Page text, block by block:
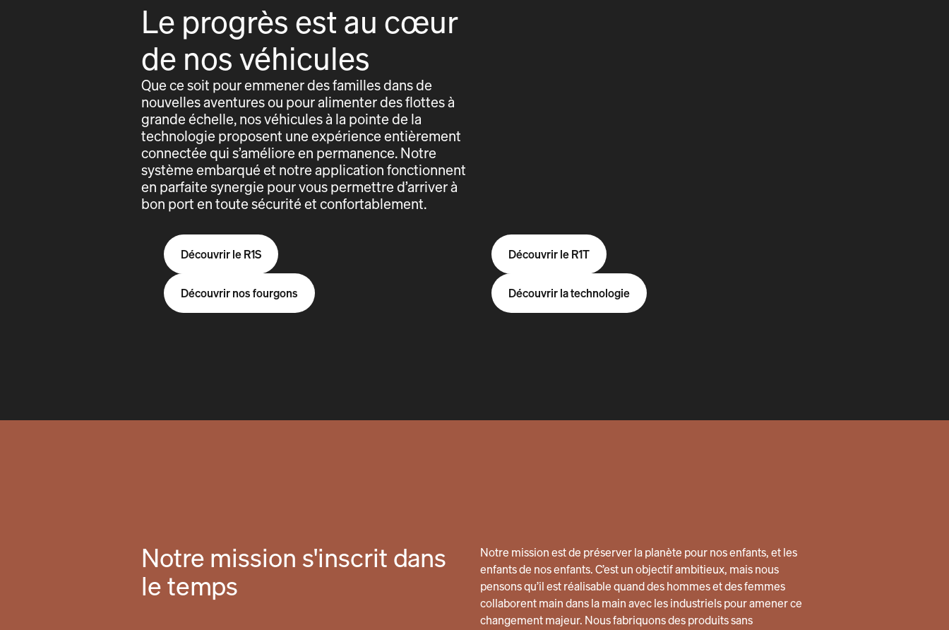
Le progrès est au cœur
de nos véhicules
Que ce soit pour emmener des familles dans de
nouvelles aventures ou pour alimenter des flottes à
grande échelle, nos véhicules à la pointe de la
technologie proposent une expérience entièrement
connectée qui s’améliore en permanence. Notre
système embarqué et notre application fonctionnent
en parfaite synergie pour vous permettre d’arriver à
bon port en toute sécurité et confortablement.
Découvrir le R1S Découvrir le R1T
Découvrir nos fourgons Découvrir la technologie
Notre mission s'inscrit dans
le temps
Notre mission est de préserver la planète pour nos enfants, et les
enfants de nos enfants. C’est un objectif ambitieux, mais nous
pensons qu’il est réalisable quand des hommes et des femmes
collaborent main dans la main avec les industriels pour amener ce
changement majeur. Nous fabriquons des produits sans